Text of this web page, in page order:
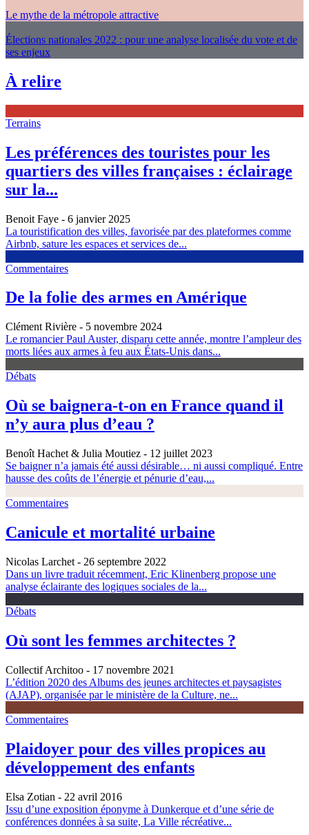
Le mythe de la métropole attractive
Élections nationales 2022 : pour une analyse localisée du vote et de
ses enjeux
À relire
Terrains
Les préférences des touristes pour les
quartiers des villes françaises : éclairage
sur la...
Benoit Faye - 6 janvier 2025
La touristification des villes, favorisée par des plateformes comme
Airbnb, sature les espaces et services de...
Commentaires
De la folie des armes en Amérique
Clément Rivière - 5 novembre 2024
Le romancier Paul Auster, disparu cette année, montre l’ampleur des
morts liées aux armes à feu aux États-Unis dans...
Débats
Où se baignera-t-on en France quand il
n’y aura plus d’eau ?
Benoît Hachet & Julia Moutiez - 12 juillet 2023
Se baigner n’a jamais été aussi désirable… ni aussi compliqué. Entre
hausse des coûts de l’énergie et pénurie d’eau,...
Commentaires
Canicule et mortalité urbaine
Nicolas Larchet - 26 septembre 2022
Dans un livre traduit récemment, Eric Klinenberg propose une
analyse éclairante des logiques sociales de la...
Débats
Où sont les femmes architectes ?
Collectif Architoo - 17 novembre 2021
L’édition 2020 des Albums des jeunes architectes et paysagistes
(AJAP), organisée par le ministère de la Culture, ne...
Commentaires
Plaidoyer pour des villes propices au
développement des enfants
Elsa Zotian - 22 avril 2016
Issu d’une exposition éponyme à Dunkerque et d’une série de
conférences données à sa suite, La Ville récréative...